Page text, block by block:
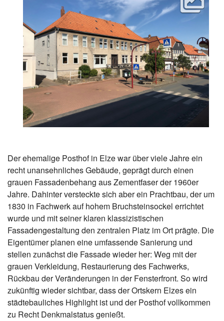
Der ehemalige Posthof in Elze war über viele Jahre ein
recht unansehnliches Gebäude, geprägt durch einen
grauen Fassadenbehang aus Zementfaser der 1960er
Jahre. Dahinter versteckte sich aber ein Prachtbau, der um
1830 in Fachwerk auf hohem Bruchsteinsockel errichtet
wurde und mit seiner klaren klassizistischen
Fassadengestaltung den zentralen Platz im Ort prägte. Die
Eigentümer planen eine umfassende Sanierung und
stellen zunächst die Fassade wieder her: Weg mit der
grauen Verkleidung, Restaurierung des Fachwerks,
Rückbau der Veränderungen in der Fensterfront. So wird
zukünftig wieder sichtbar, dass der Ortskern Elzes ein
städtebauliches Highlight ist und der Posthof vollkommen
zu Recht Denkmalstatus genießt.